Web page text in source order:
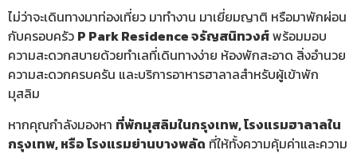
ไม่ว่าจะเดินทางมาท่องเที่ยว มาทำงาน มาเยี่ยมญาติ หรือมาพักผ่อน
กับครอบครัว P Park Residence จรัญสนิทวงศ์พร้อมมอบ
ความสะดวกสบายด้วยทำเลที่เดินทางง่าย ห้องพักสะอาด สิ่งอำนวย
ความสะดวกครบครัน และบริการอาหารฮาลาลสำหรับผู้เข้าพัก
มุสลิม
หากคุณกำลังมองหา ที่พักมุสลิมในกรุงเทพ, โรงแรมฮาลาลใน
กรุงเทพ, หรือ โรงแรมย่านบางพลัด ที่ให้ทั้งความคุ้มค่าและความ